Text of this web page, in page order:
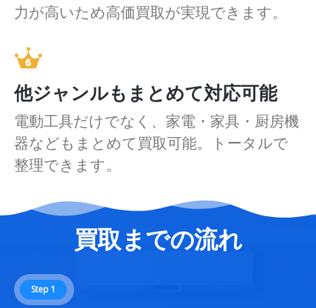
力が高いため高価買取が実現できます。
他ジャンルもまとめて対応可能
電動工具だけでなく、家電・家具・厨房機
器などもまとめて買取可能。トータルで
整理できます。
買取までの流れ
Step 1